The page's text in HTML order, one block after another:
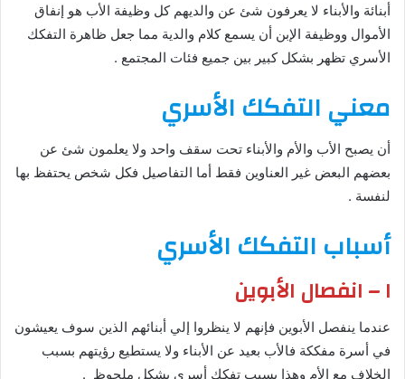
أبنائة والأبناء لا يعرفون شئ عن والديهم كل وظيفة الأب هو إنفاق
الأموال ووظيفة الإبن أن يسمع كلام والدية مما جعل ظاهرة التفكك
الأسري تظهر بشكل كبير بين جميع فئات المجتمع .
معني التفكك الأسري
أن يصبح الأب والأم والأبناء تحت سقف واحد ولا يعلمون شئ عن
بعضهم البعض غير العناوين فقط أما التفاصيل فكل شخص يحتفظ بها
لنفسة .
أسباب التفكك الأسري
١ – انفصال الأبوين
عندما ينفصل الأبوين فإنهم لا ينظروا إلي أبنائهم الذين سوف يعيشون
في أسرة مفككة فالأب بعيد عن الأبناء ولا يستطيع رؤيتهم بسبب
الخلاف مع الأم وهذا يسبب تفكك أسري بشكل ملحوظ .